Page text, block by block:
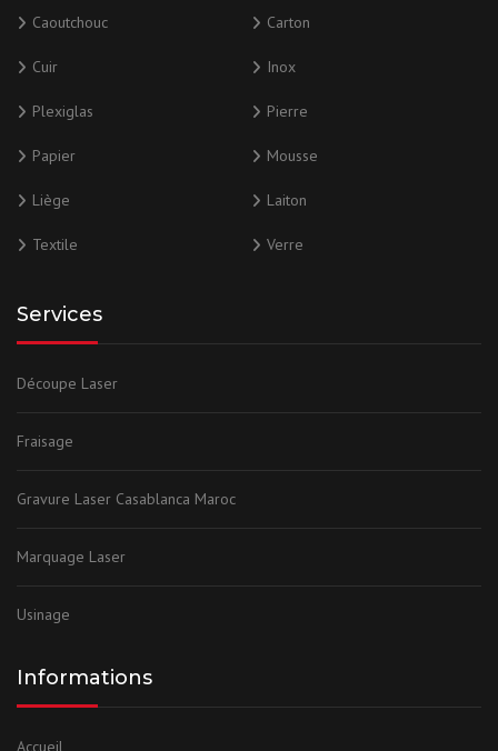
Caoutchouc Carton
Cuir Inox
Plexiglas Pierre
Papier Mousse
Liège Laiton
Textile Verre
Services
Découpe Laser
Fraisage
Gravure Laser Casablanca Maroc
Marquage Laser
Usinage
Informations
Accueil